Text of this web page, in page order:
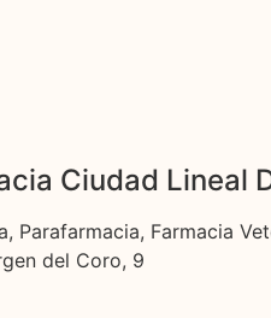
Ciudad Lineal
Parafarmacia, Farmacia
del Coro, 9